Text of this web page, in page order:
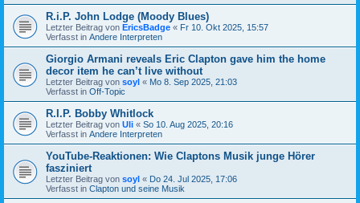
R.i.P. John Lodge (Moody Blues)
Letzter Beitrag von EricsBadge « Fr 10. Okt 2025, 15:57
Verfasst in Andere Interpreten
Giorgio Armani reveals Eric Clapton gave him the home
decor item he can’t live without
Letzter Beitrag von soyl « Mo 8. Sep 2025, 21:03
Verfasst in Off-Topic
R.I.P. Bobby Whitlock
Letzter Beitrag von Uli « So 10. Aug 2025, 20:16
Verfasst in Andere Interpreten
YouTube-Reaktionen: Wie Claptons Musik junge Hörer
fasziniert
Letzter Beitrag von soyl « Do 24. Jul 2025, 17:06
Verfasst in Clapton und seine Musik